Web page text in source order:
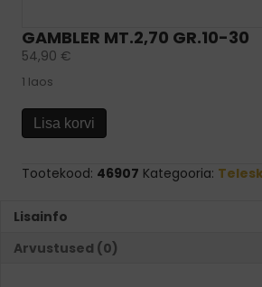
GAMBLER MT.2,70 GR.10-30
54,90 €
1 laos
GAMBLER
MT.2,70
30
Lisa korvi
Tootekood: 46907 Kategooria:
Lisainfo
Arvustused (0)